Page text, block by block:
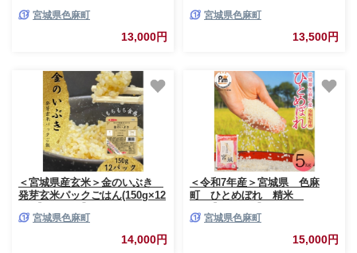
宮城県色麻町
13,000円
宮城県色麻町
13,500円
＜宮城県産玄米＞金のいぶき
発芽玄米パックごはん(150g×12
宮城県色麻町
14,000円
＜令和7年産＞宮城県 色麻
町 ひとめぼれ 精米
宮城県色麻町
15,000円